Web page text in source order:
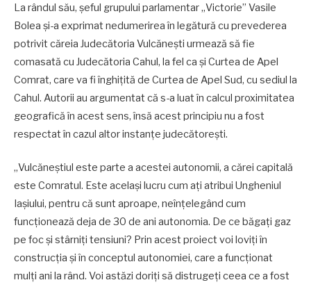
La rândul său, șeful grupului parlamentar „Victorie” Vasile
Bolea și-a exprimat nedumerirea în legătură cu prevederea
potrivit căreia Judecătoria Vulcănești urmează să fie
comasată cu Judecătoria Cahul, la fel ca și Curtea de Apel
Comrat, care va fi înghițită de Curtea de Apel Sud, cu sediul la
Cahul. Autorii au argumentat că s-a luat în calcul proximitatea
geografică în acest sens, însă acest principiu nu a fost
respectat în cazul altor instanțe judecătorești.
„Vulcăneștiul este parte a acestei autonomii, a cărei capitală
este Comratul. Este același lucru cum ați atribui Ungheniul
Iașiului, pentru că sunt aproape, neînțelegând cum
funcționează deja de 30 de ani autonomia. De ce băgați gaz
pe foc și stârniți tensiuni? Prin acest proiect voi loviți în
construcția și în conceptul autonomiei, care a funcționat
mulți ani la rând. Voi astăzi doriți să distrugeți ceea ce a fost